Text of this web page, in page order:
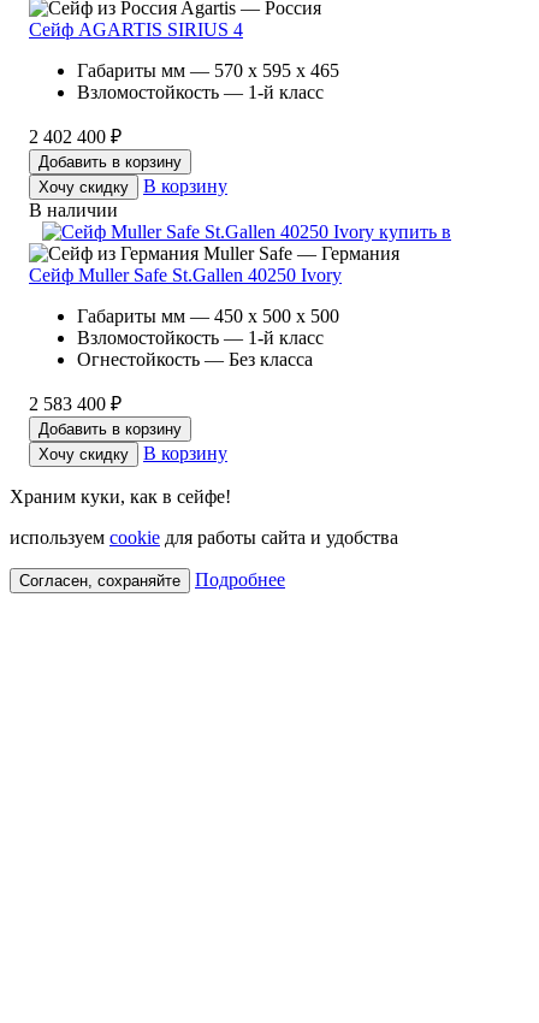
Agartis — Россия
Сейф AGARTIS SIRIUS 4
Габариты мм — 570 x 595 x 465
Взломостойкость — 1-й класс
2 402 400 ₽
Добавить в корзину
Хочу скидку
В корзину
В наличии
Muller Safe — Германия
Сейф Muller Safe St.Gallen 40250 Ivory
Габариты мм — 450 x 500 x 500
Взломостойкость — 1-й класс
Огнестойкость — Без класса
2 583 400 ₽
Добавить в корзину
Хочу скидку
В корзину
Храним куки, как в сейфе!
используем cookie для работы сайта и удобства
Согласен, сохраняйте Подробнее